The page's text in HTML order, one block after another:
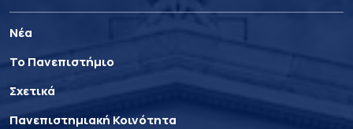
Νέα
Το Πανεπιστήμιο
Σχετικά
Πανεπιστημιακή Κοινότητα